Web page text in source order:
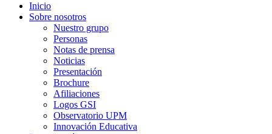
Inicio
Sobre nosotros
Nuestro grupo
Personas
Notas de prensa
Noticias
Presentación
Brochure
Afiliaciones
Logos GSI
Observatorio UPM
Innovación Educativa